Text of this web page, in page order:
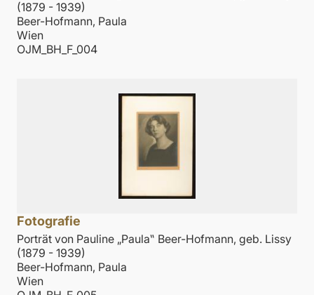
(1879 - 1939)
Beer-Hofmann, Paula
Wien
OJM_BH_F_004
Fotografie
Porträt von Pauline „Paula‟ Beer-Hofmann, geb. Lissy
(1879 - 1939)
Beer-Hofmann, Paula
Wien